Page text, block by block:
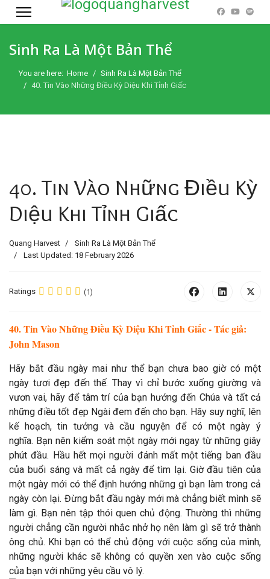
Sinh Ra Là Một Bản Thể
You are here: Home
Sinh Ra Là Một Bản Thể
40. Tin Vào Những Điều Kỳ Diệu Khi Tỉnh Giấc
40. Tin Vào Những Điều Kỳ
Diệu Khi Tỉnh Giấc
Quang Harvest
Sinh Ra Là Một Bản Thể
Last Updated: 18 February 2026
Ratings (1)
40. Tin Vào Những Điều Kỳ Diệu Khi Tỉnh Giấc - Tác giả:
John Mason
Hãy bắt đầu ngày mai như thể bạn chưa bao giờ có một
ngày tươi đẹp đến thế. Thay vì chỉ bước xuống giường và
vươn vai, hãy để tâm trí của bạn hướng đến Chúa và tất cả
những điều tốt đẹp Ngài đem đến cho bạn. Hãy suy nghĩ, lên
kế hoạch, tin tưởng và cầu nguyện để có một ngày ý
nghĩa. Bạn nên kiểm soát một ngày mới ngay từ những giây
phút đầu. Hầu hết mọi người đánh mất một tiếng ban đầu
của buổi sáng và mất cả ngày để tìm lại. Giờ đầu tiên của
một ngày mới có thể định hướng những gì bạn làm trong cả
ngày còn lại. Đừng bắt đầu ngày mới mà chẳng biết mình sẽ
làm gì. Bạn nên tập thói quen chủ động. Thường thì những
người chẳng cần người nhắc nhở họ nên làm gì sẽ trở thành
ông chủ. Khi bạn có thể chủ động với cuộc sống của mình,
những người khác sẽ không có quyền xen vào cuộc sống
của bạn với những yêu cầu vô lý.